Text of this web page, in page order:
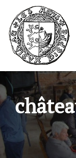
Cookies management